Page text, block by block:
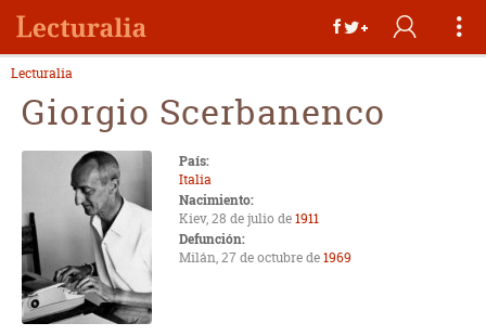
Lecturalia
Giorgio Scerbanenco
País:
Italia
Nacimiento:
Kiev, 28 de julio de1911
Defunción:
Milán, 27 de octubre de1969